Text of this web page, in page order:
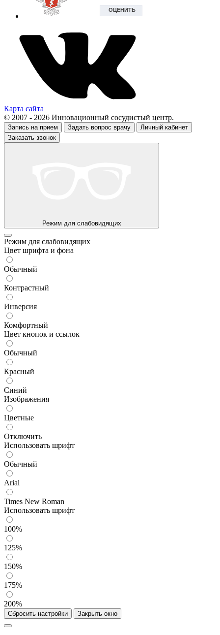
Карта сайта
© 2007 - 2026 Инновационный сосудистый центр.
Запись на прием Задать вопрос врачу
Личный кабинет
Заказать звонок
Режим для слабовидящих
Режим для слабовидящих
Цвет шрифта и фона
Обычный
Контрастный
Инверсия
Комфортный
Цвет кнопок и ссылок
Обычный
Красный
Синий
Изображения
Цветные
Отключить
Использовать шрифт
Обычный
Arial
Times New Roman
Использовать шрифт
100%
125%
150%
175%
200%
Сбросить настройки Закрыть окно